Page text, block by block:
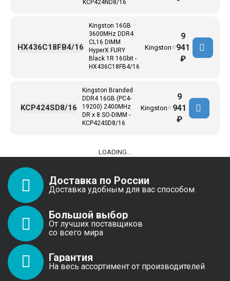
KCP424ND8/16
Kingston 16GB
3600MHz DDR4
CL16 DIMM
HyperX FURY
Black 1R 16Gbit -
HX436C18FB4/16
Kingston
HX436C18FB4/16 ✖
9
941
₽
Kingston Branded
DDR4 16GB (PC4-
19200) 2400MHz
DR x 8 SO-DIMM -
KCP424SD8/16
Kingston
KCP424SD8/16 ✖
9
941
₽
LOADING...
Доставка по России
Доставка удобным для вас способом
Большой выбор
От лучших поставщиков
со всего мира
Гарантия
На весь ассортимент от производителей